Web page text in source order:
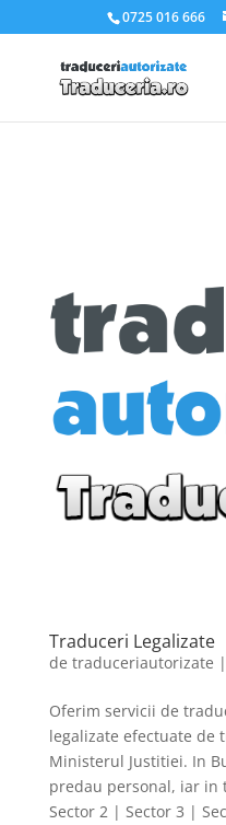
.et_pb_slider_container_inner
0725 016 666
Traduceri Legalizate
de traduceriautorizate |
Oferim servicii de
legalizate efectuate de
Ministerul Justitiei. In
predau personal, iar in
Sector 2 | Sector 3 |